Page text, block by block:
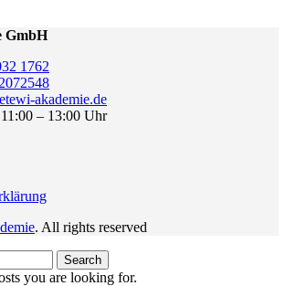
GmbH
1762
akademie.de
– 13:00 Uhr
. All rights reserved
Search
you are looking for.